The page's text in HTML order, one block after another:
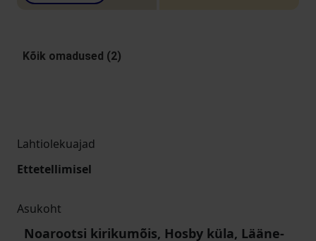
Kõik omadused (2)
Lahtiolekuajad
Ettetellimisel
Asukoht
Noarootsi kirikumõis, Hosby küla, Lääne-